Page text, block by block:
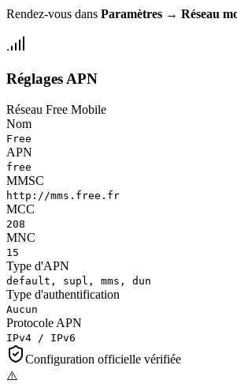
Rendez-vous dans Paramètres → Réseau
Réglages APN
Réseau Free Mobile
Nom
Free
APN
free
MMSC
http://mms.free.fr
MCC
208
MNC
15
Type d'APN
default, supl, mms, dun
Type d'authentification
Aucun
Protocole APN
IPv4 / IPv6
Configuration officielle vérifiée
⚠️